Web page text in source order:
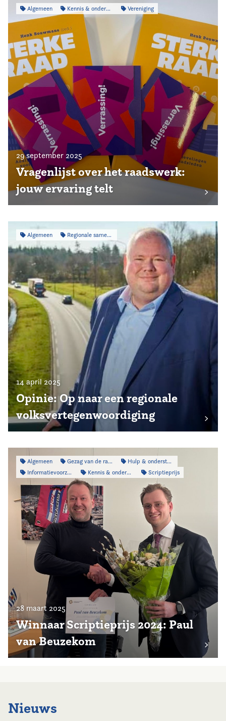
Algemeen Kennis & onderzoek Vereniging
29 september 2025
Vragenlijst over het raadswerk:
jouw ervaring telt
Algemeen Regionale samenwerking
14 april 2025
Opinie: Op naar een regionale
volksvertegenwoordiging
Algemeen Gezag van de raad
Hulp & ondersteuning
Informatievoorziening
Kennis & onderzoek Scriptieprijs
28 maart 2025
Winnaar Scriptieprijs 2024: Paul
van Beuzekom
Nieuws